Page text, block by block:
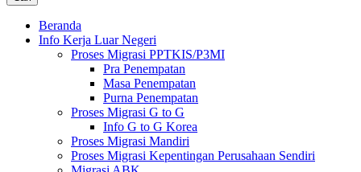
Beranda
Info Kerja Luar Negeri
Proses Migrasi PPTKIS/P3MI
Pra Penempatan
Masa Penempatan
Purna Penempatan
Proses Migrasi G to G
Info G to G Korea
Proses Migrasi Mandiri
Proses Migrasi Kepentingan Perusahaan Sendiri